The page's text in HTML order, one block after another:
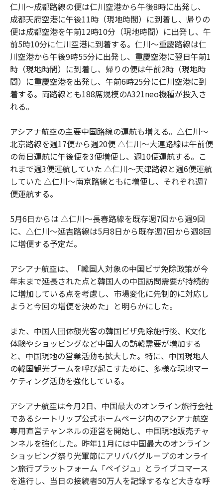
仁川～成都路線の便は仁川空港から午後8時に出発し、
成都天府空港に午後11時（現地時間）に到着し、帰りの
便は成都空港を午前12時10分（現地時間）に出発し、午
前5時10分に仁川空港に到着する。仁川～重慶路線は仁
川空港から午後9時55分に出発し、重慶空港に翌日午前1
時（現地時間）に到着し、帰りの便は午前2時（現地時
間）に重慶空港を出発し、午前6時25分に仁川空港に到
着する。両路線とも188席規模のA321neo機種が投入さ
れる。
アシアナ航空の主要中国路線の運航も増える。△仁川～
北京路線を週17便から週20便 △仁川～大連路線は午前便
の毎日運航に午後便を3便増便し、週10便運航する。こ
れまで週3便運航していた △仁川～天津路線と週6便運航
していた △仁川～南京路線ともに増便し、それぞれ週7
便運航する。
5月6日からは △仁川～長春路線を既存週7回から週9回
に、△仁川～延吉路線は5月8日から既存週7回から週8回
に増便する予定だ。
アシアナ航空は、「韓国人対象の中国ビザ免除政策が今
年末まで延長された点と韓国人の中国訪問需要が持続的
に増加している点を考慮し、市場変化に先制的に対応し
ようと今回の増便を決めた」と明らかにした。
また、中国人団体観光客の韓国ビザ免除施行後、K文化
体験やショッピングなど中国人の訪韓需要が増加する
と、中国現地の営業活動も拡大した。特に、中国現地人
の韓国観光ブームを呼び起こすために、多様な現地マー
ケティング活動を強化している。
アシアナ航空は今月2日、中国最大のオンライン旅行会社
であるシートリップ公式ホームページ内のアシアナ航空
専用直営チャンネルの運営を開始し、中国現地販売チャ
ンネルを強化した。昨年11月には中国最大のオンライン
ショッピング祭り光軍節にアリババグループのオンライ
ン旅行プラットフォーム「ペイジュ」とライブコマース
を進行し、当日の接続者50万人を記録するなど大きな呼